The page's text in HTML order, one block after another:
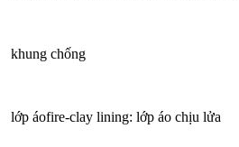
khung chống
lớp áofire-clay lining: lớp áo chịu lửa